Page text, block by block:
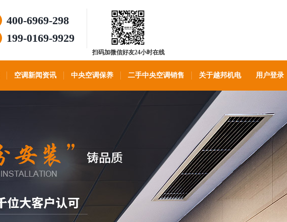
400-6969-298
199-0169-9929
扫码加微信好友24小时在线
空调新闻资讯 中央空调保养 二手中央空调销售 关于越邦机电 用户登录